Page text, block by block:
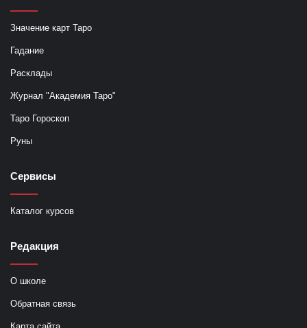
Значение карт Таро
Гадание
Расклады
Журнал "Академия Таро"
Таро Гороскоп
Руны
Сервисы
Каталог курсов
Редакция
О школе
Обратная связь